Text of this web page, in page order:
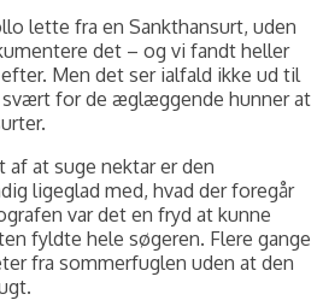
lette fra en Sankthansurt, uden
det – og vi fandt heller
Men det ser ialfald ikke ud til
for de æglæggende hunner at
af at suge nektar er den
ligeglad med, hvad der foregår
var det en fryd at kunne
fyldte hele søgeren. Flere gange
fra sommerfuglen uden at den